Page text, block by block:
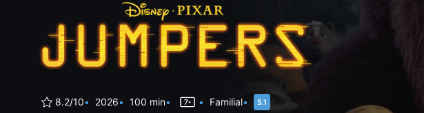
8.2/10 2026 100 min Familial